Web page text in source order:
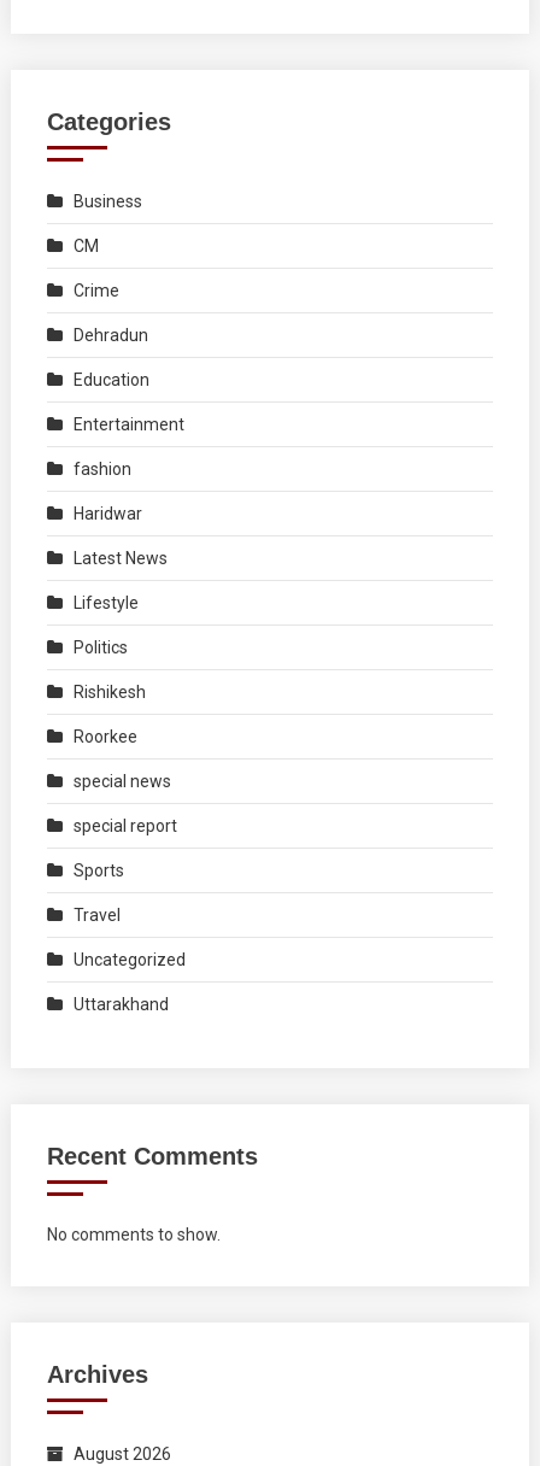
Categories
Business
CM
Crime
Dehradun
Education
Entertainment
fashion
Haridwar
Latest News
Lifestyle
Politics
Rishikesh
Roorkee
special news
special report
Sports
Travel
Uncategorized
Uttarakhand
Recent Comments
No comments to show.
Archives
August 2026